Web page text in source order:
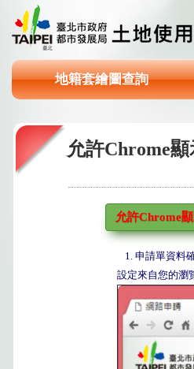
地籍套繪圖查詢
允許Chrome
允許Chrome
1. 申請單資料
設定來自您的瀏